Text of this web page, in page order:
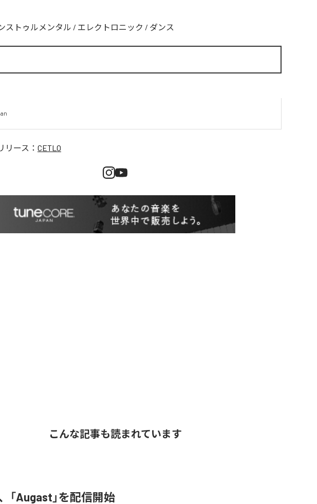
ストゥルメンタル / エレクトロニック / ダンス
リース： CETLO
こんな記事も読まれています
「Augast」を配信開始